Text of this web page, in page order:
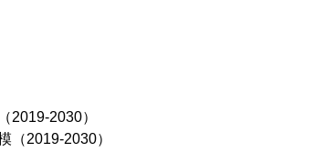
2030）
2019-2030）